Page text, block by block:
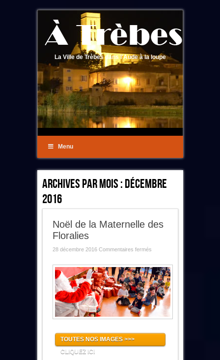
La Ville de Trèbes dans l'Aude à la loupe
Menu
Archives Par Mois :Décembre
2016
Noël de la Maternelle des
Floralies
28 décembre 2016 Commentaires ferméssur
la
Maternelle
des
Floralies
TOUTES NOS IMAGES >>>
CLIQUEZ ICI